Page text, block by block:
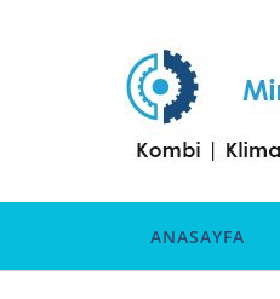
ANASAYFA